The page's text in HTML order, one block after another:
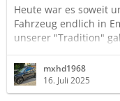
Heute war es soweit
Fahrzeug endlich in
unserer "Tradition"
für unser Auto :
r4-etech-forum.de/
mxhd1968
16. Juli 2025